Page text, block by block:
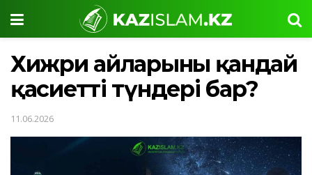
Хижри айларының қандай
қасиетті түндері бар?
11.06.2026